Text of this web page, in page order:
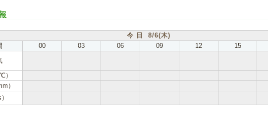
今 日 8/6(木)
00 03 06 09 12 15
）